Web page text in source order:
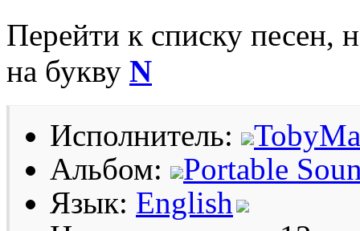
Перейти к списку песен,
на букву N
Исполнитель:
Альбом:
Portable
Язык: English